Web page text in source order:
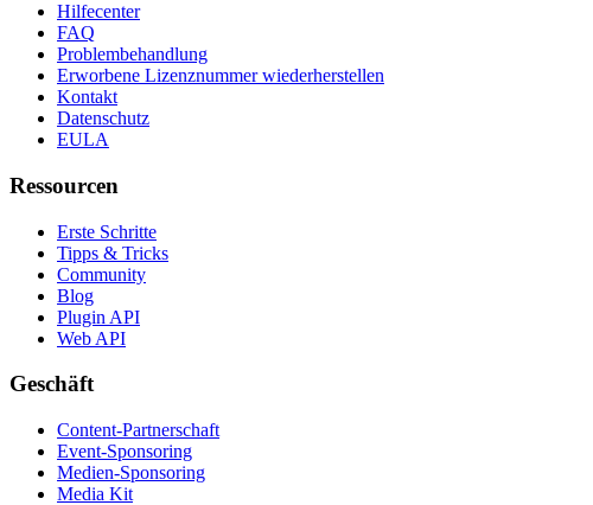
Hilfecenter
FAQ
Problembehandlung
Erworbene Lizenznummer wiederherstellen
Kontakt
Datenschutz
EULA
Ressourcen
Erste Schritte
Tipps & Tricks
Community
Blog
Plugin API
Web API
Geschäft
Content-Partnerschaft
Event-Sponsoring
Medien-Sponsoring
Media Kit